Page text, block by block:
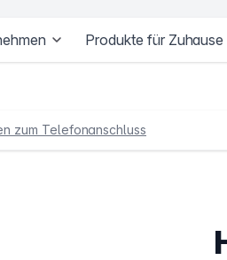
Produkte für Zuhause
zum Telefonanschluss